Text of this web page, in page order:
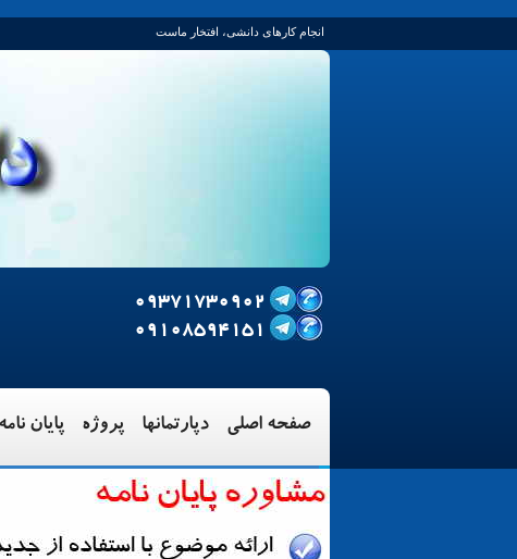
انجام کارهای دانشی، افتخار ماست
صفحه اصلی‌ دپارتمانها پروژه‌ پایان نامه